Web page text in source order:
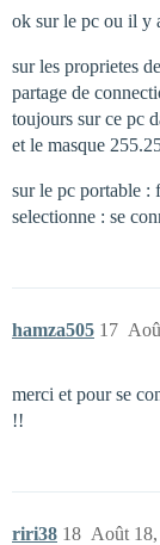
ok sur le pc ou il y
sur les proprietes
partage de
toujours sur ce pc
et le masque
sur le pc portable :
selectionne : se
hamza505 17
merci et pour se
!!
riri38 Août
18